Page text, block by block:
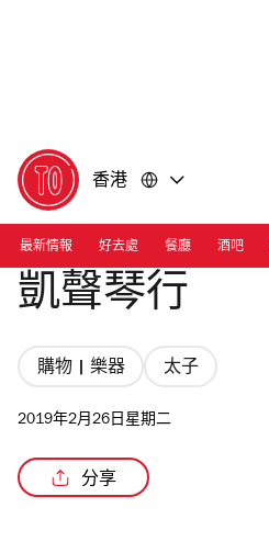
香港
最新情報 好去處 餐廳 酒吧
凱聲琴行
購物 | 樂器 太子
2019年2月26日星期二
分享